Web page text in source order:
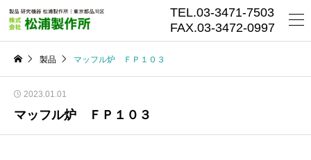
TEL.03-3471-7503
FAX.03-3472-0997
製品 マッフル炉 ＦＰ１０３
2023.01.01
マッフル炉 ＦＰ１０３